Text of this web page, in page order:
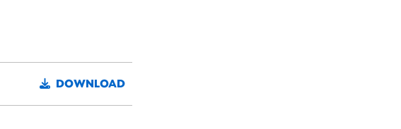
DOWNLOAD